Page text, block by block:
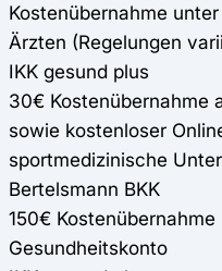
Kostenübernahme
Ärzten (Regelungen
IKK gesund plus
30€ Kostenübernahme
sowie kostenloser
sportmedizinische
Bertelsmann BKK
150€
Gesundheitskonto